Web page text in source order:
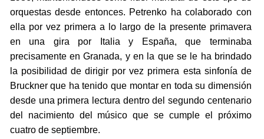
orquestas desde entonces. Petrenko ha colaborado con
ella por vez primera a lo largo de la presente primavera
en una gira por Italia y España, que terminaba
precisamente en Granada, y en la que se le ha brindado
la posibilidad de dirigir por vez primera esta sinfonía de
Bruckner que ha tenido que montar en toda su dimensión
desde una primera lectura dentro del segundo centenario
del nacimiento del músico que se cumple el próximo
cuatro de septiembre.